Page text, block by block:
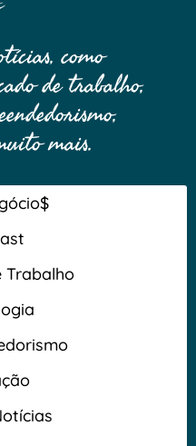
como
de trabalho,
mais.
Trabalho